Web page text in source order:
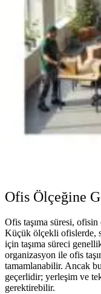
Ofis Ölçeğine
Ofis taşıma süresi,
Küçük ölçekli ofislerde,
için taşıma süreci
organizasyon ile ofis
tamamlanabilir. Ancak
geçerlidir; yerleşim ve
gerektirebilir.